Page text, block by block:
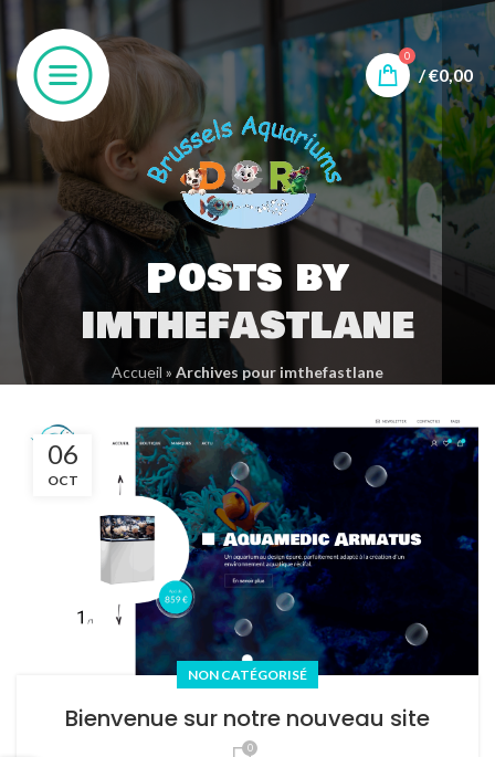
0
/€0,00
Posts by
imthefastlane
Accueil » Archives pour imthefastlane
06
OCT
NON CATÉGORISÉ
Bienvenue sur notre nouveau site
0